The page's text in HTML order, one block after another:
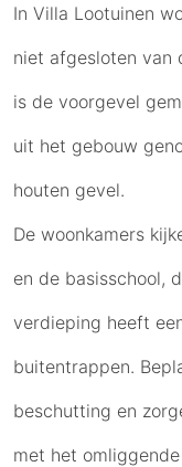
In Villa Lootuinen
niet afgesloten van
is de voorgevel
uit het gebouw
houten gevel.
De woonkamers
en de basisschool,
verdieping heeft
buitentrappen.
beschutting en
met het